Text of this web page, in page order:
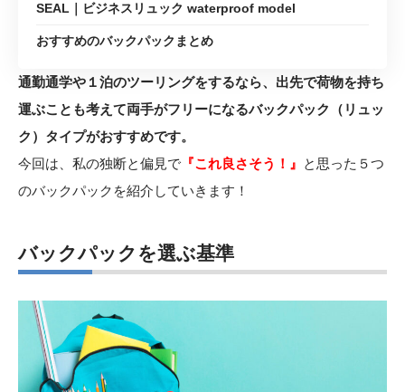
SEAL｜ビジネスリュック waterproof model
おすすめのバックパックまとめ
通勤通学や１泊のツーリングをするなら、出先で荷物を持ち
運ぶことも考えて両手がフリーになるバックパック（リュッ
ク）タイプがおすすめです。
今回は、私の独断と偏見で 『これ良さそう！』 と思った５つ
のバックパックを紹介していきます！
バックパックを選ぶ基準